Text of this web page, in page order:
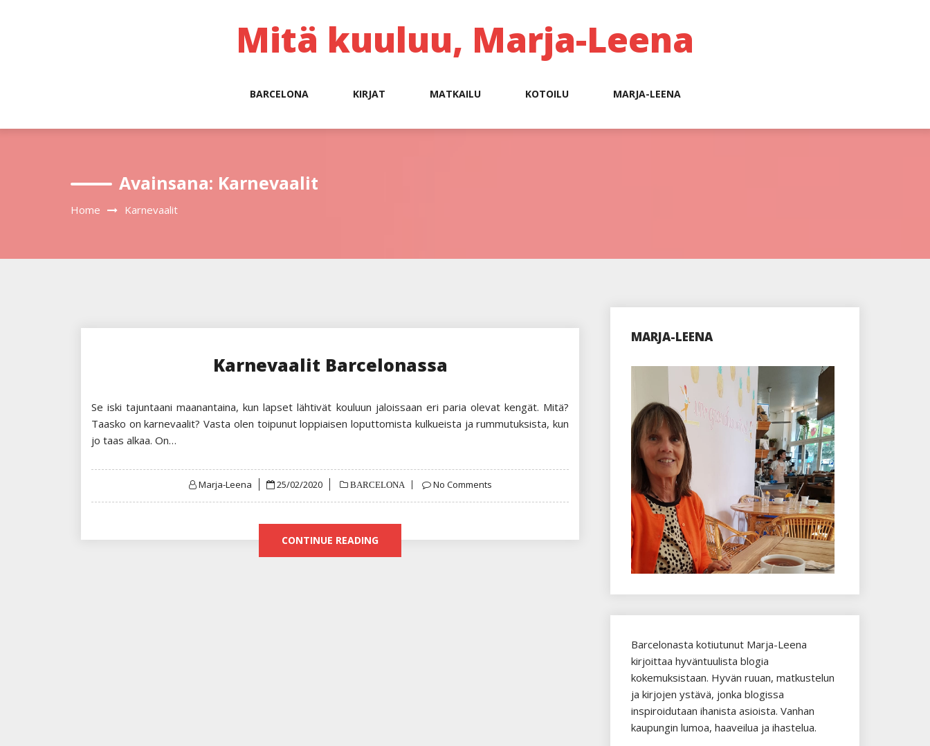
Mitä kuuluu, Marja-Leena
BARCELONA KIRJAT MATKAILU KOTOILU MARJA-LEENA
Avainsana: Karnevaalit
Home Karnevaalit
Karnevaalit Barcelonassa
Se iski tajuntaani maanantaina, kun lapset lähtivät kouluun jaloissaan eri paria olevat kengät. Mitä?
Taasko on karnevaalit? Vasta olen toipunut loppiaisen loputtomista kulkueista ja rummutuksista, kun
jo taas alkaa. On…
Marja-Leena
Posted
25/02/2020 BARCELONA No Comments
CONTINUE READING
MARJA-LEENA
Barcelonasta kotiutunut Marja-Leena
kirjoittaa hyväntuulista blogia
kokemuksistaan. Hyvän ruuan, matkustelun
ja kirjojen ystävä, jonka blogissa
inspiroidutaan ihanista asioista. Vanhan
kaupungin lumoa, haaveilua ja ihastelua.